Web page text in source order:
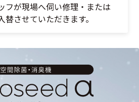
フが現場へ伺い修理・または
替させていただきます。